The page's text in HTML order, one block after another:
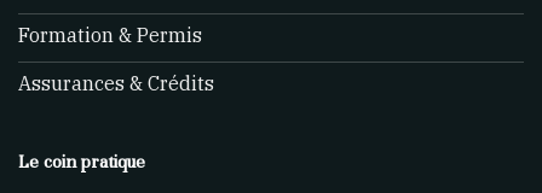
Formation & Permis
Assurances & Crédits
Le coin pratique